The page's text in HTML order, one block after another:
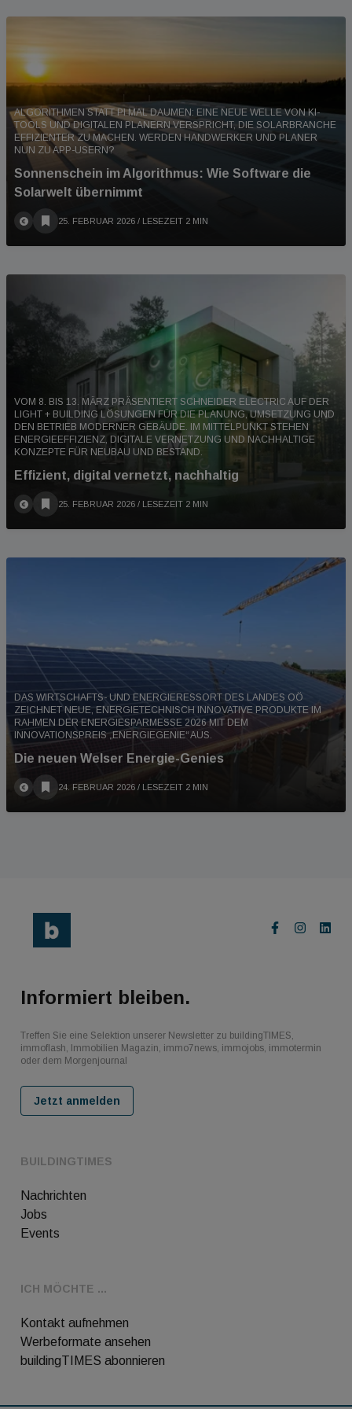
ALGORITHMEN STATT PI MAL DAUMEN: EINE NEUE WELLE VON KI-
TOOLS UND DIGITALEN PLANERN VERSPRICHT, DIE SOLARBRANCHE
EFFIZIENTER ZU MACHEN. WERDEN HANDWERKER UND PLANER
NUN ZU APP-USERN?
Sonnenschein im Algorithmus: Wie Software die
Solarwelt übernimmt
25. FEBRUAR 2026 / LESEZEIT 2 MIN
VOM 8. BIS 13. MÄRZ PRÄSENTIERT SCHNEIDER ELECTRIC AUF DER
LIGHT + BUILDING LÖSUNGEN FÜR DIE PLANUNG, UMSETZUNG UND
DEN BETRIEB MODERNER GEBÄUDE. IM MITTELPUNKT STEHEN
ENERGIEEFFIZIENZ, DIGITALE VERNETZUNG UND NACHHALTIGE
KONZEPTE FÜR NEUBAU UND BESTAND.
Effizient, digital vernetzt, nachhaltig
25. FEBRUAR 2026 / LESEZEIT 2 MIN
DAS WIRTSCHAFTS- UND ENERGIERESSORT DES LANDES OÖ
ZEICHNET NEUE, ENERGIETECHNISCH INNOVATIVE PRODUKTE IM
RAHMEN DER ENERGIESPARMESSE 2026 MIT DEM
INNOVATIONSPREIS „ENERGIEGENIE“ AUS.
Die neuen Welser Energie-Genies
24. FEBRUAR 2026 / LESEZEIT 2 MIN
BUILDINGTIMES
Nachrichten
Jobs
Events
ICH MÖCHTE ...
Kontakt aufnehmen
Werbeformate ansehen
buildingTIMES abonnieren
Informiert bleiben.
Treffen Sie eine Selektion unserer Newsletter zu buildingTIMES,
immoflash, Immobilien Magazin, immo7news, immojobs, immotermin
oder dem Morgenjournal
Jetzt anmelden